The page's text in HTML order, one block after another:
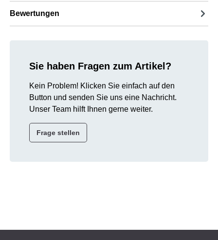
Bewertungen
Sie haben Fragen zum Artikel?
Kein Problem! Klicken Sie einfach auf den
Button und senden Sie uns eine Nachricht.
Unser Team hilft Ihnen gerne weiter.
Frage stellen